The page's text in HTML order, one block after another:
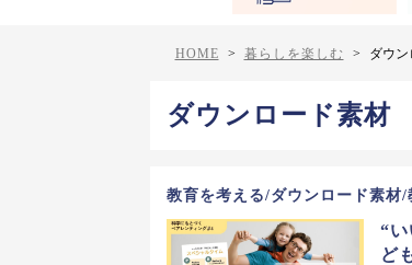
HOME > 暮らしを楽しむ > ダウ
ダウンロード素材
教育を考える/ダウンロード素材/
“
ど